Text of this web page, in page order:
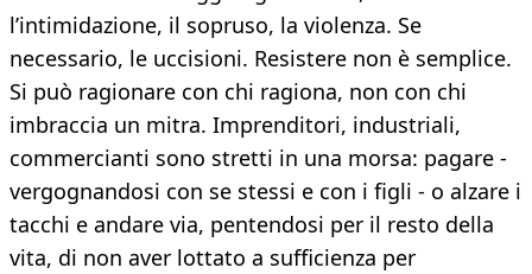
l’intimidazione, il sopruso, la violenza. Se
necessario, le uccisioni. Resistere non è semplice.
Si può ragionare con chi ragiona, non con chi
imbraccia un mitra. Imprenditori, industriali,
commercianti sono stretti in una morsa: pagare -
vergognandosi con se stessi e con i figli - o alzare i
tacchi e andare via, pentendosi per il resto della
vita, di non aver lottato a sufficienza per